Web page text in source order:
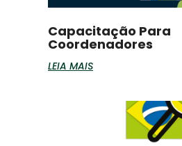
Capacitação Para
Coordenadores
LEIA MAIS